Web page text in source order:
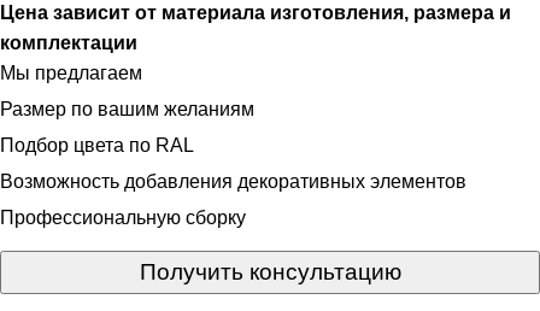
Цена зависит от материала изготовления, размера и
комплектации
Мы предлагаем
Размер по вашим желаниям
Подбор цвета по RAL
Возможность добавления декоративных элементов
Профессиональную сборку
Получить консультацию